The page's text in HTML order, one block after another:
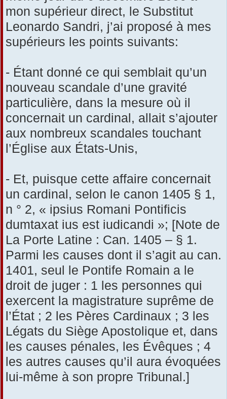
mon supérieur direct, le Substitut
Leonardo Sandri, j’ai proposé à mes
supérieurs les points suivants:
- Étant donné ce qui semblait qu’un
nouveau scandale d’une gravité
particulière, dans la mesure où il
concernait un cardinal, allait s’ajouter
aux nombreux scandales touchant
l’Église aux États-Unis,
- Et, puisque cette affaire concernait
un cardinal, selon le canon 1405 § 1,
n ° 2, « ipsius Romani Pontificis
dumtaxat ius est iudicandi »; [Note de
La Porte Latine : Can. 1405 – § 1.
Parmi les causes dont il s’agit au can.
1401, seul le Pontife Romain a le
droit de juger : 1 les personnes qui
exercent la magistrature suprême de
l’État ; 2 les Pères Cardinaux ; 3 les
Légats du Siège Apostolique et, dans
les causes pénales, les Évêques ; 4
les autres causes qu’il aura évoquées
lui-même à son propre Tribunal.]